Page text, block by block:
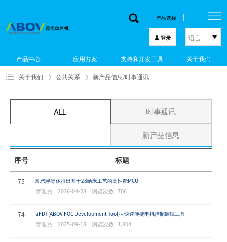
产品选择
登录 语言
한국어
English
产品中心 应用方案 支持和开发工具 关于我们
关于我们 公共关系 新产品信息/时事通讯
ALL 时事通讯
新产品信息
序号 标题
75 现代半导体推出基于28纳米工艺的高性能MCU
管理員 | 2026-04-28 | 浏览次数 : 706
74 aFDT(ABOV FOC Development Tool) – 快速便捷电机控制调试工具
管理員 | 2025-09-18 | 浏览次数 : 1,804